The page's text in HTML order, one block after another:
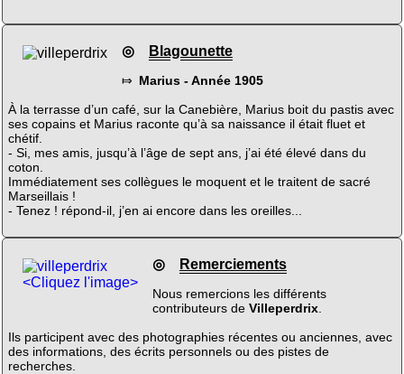
◎ Blagounette
⤇ Marius - Année 1905
À la terrasse d’un café, sur la Canebière, Marius boit du pastis avec
ses copains et Marius raconte qu’à sa naissance il était fluet et
chétif.
- Si, mes amis, jusqu’à l’âge de sept ans, j’ai été élevé dans du
coton.
Immédiatement ses collègues le moquent et le traitent de sacré
Marseillais !
- Tenez ! répond-il, j’en ai encore dans les oreilles...
<Cliquez l'image>
◎ Remerciements
Nous remercions les différents
contributeurs de Villeperdrix.
Ils participent avec des photographies récentes ou anciennes, avec
des informations, des écrits personnels ou des pistes de
recherches.